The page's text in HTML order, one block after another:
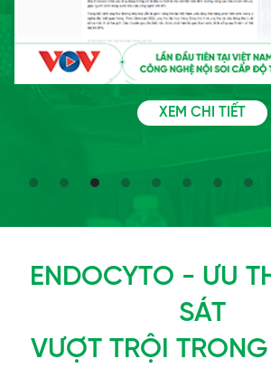
XEM CHI TIẾT
ENDOCYTO - ƯU
SÁT
VƯỢT TRỘI